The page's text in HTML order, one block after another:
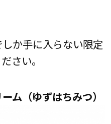
か手に入らない限定
さい。
ム（ゆずはちみつ）